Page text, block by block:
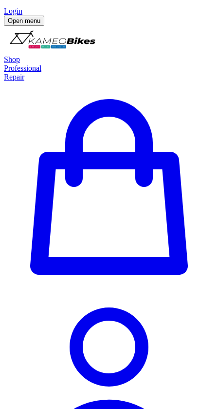
Login
Open menu
Shop
Professional
Repair